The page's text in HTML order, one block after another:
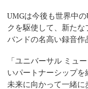
UMGは今後も世界中
クを駆使して、新たな
バンドの名高い録音作
「ユニバーサル ミュ
いパートナーシップ
未来に向かって一緒